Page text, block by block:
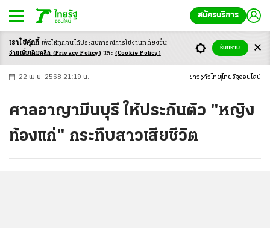
สมัครบริการ
-ก ก ก+
22 เม.ย. 2568 21:19 น. ข่าว ทั่วไทย ไทยรัฐออนไลน์
ศาลอาญามีนบุรี ให้ประกันตัว "หญิง
ท้องแก่" กระทืบสาวเสียชีวิต
เราใช้คุ้กกี้ เพื่อให้ทุกคนได้ประสบการณ์การใช้งานที่ดียิ่งขึ้น
อ่านเพิ่มเติมคลิก (Privacy Policy) และ (Cookie Policy)
รับทราบ